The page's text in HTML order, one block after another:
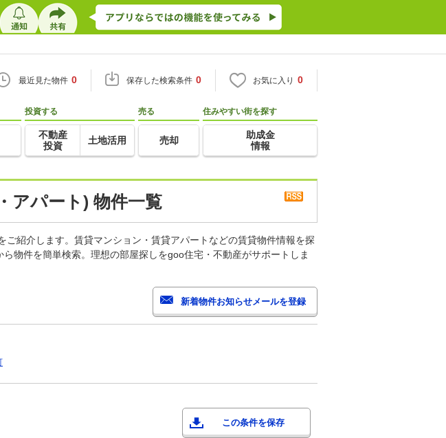
最近見た物件 0 保存した検索条件 0 お気に入り 0
投資する
不動産
投資
土地活用
売る
売却
住みやすい街を探す
助成金
情報
アパート) 物件一覧
紹介します。賃貸マンション・賃貸アパートなどの賃貸物件情報を探
物件を簡単検索。理想の部屋探しをgoo住宅・不動産がサポートしま
この条件を保存